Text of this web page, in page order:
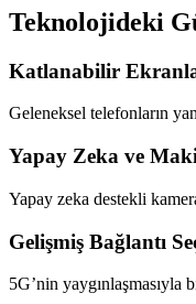
Teknolojideki
Katlanabilir
Geleneksel telefonların
Yapay Zeka ve
Yapay zeka destekli
Gelişmiş Bağlantı
5G’nin